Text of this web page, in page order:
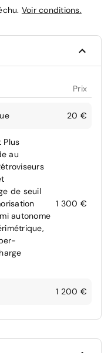
Voir conditions.
Prix
20 €
Plus
au
de seuil
autonome
1 300 €
1 200 €